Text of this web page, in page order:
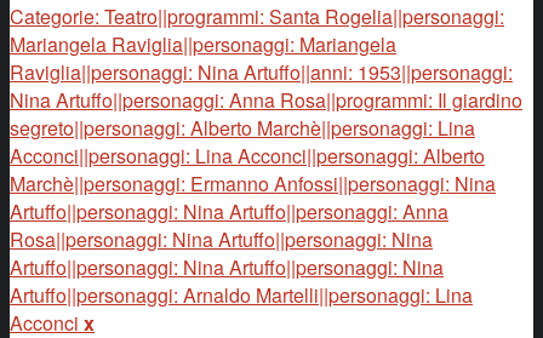
Categorie: Teatro||programmi: Santa Rogelia||personaggi:
Mariangela Raviglia||personaggi: Mariangela
Raviglia||personaggi: Nina Artuffo||anni: 1953||personaggi:
Nina Artuffo||personaggi: Anna Rosa||programmi: Il giardino
segreto||personaggi: Alberto Marchè||personaggi: Lina
Acconci||personaggi: Lina Acconci||personaggi: Alberto
Marchè||personaggi: Ermanno Anfossi||personaggi: Nina
Artuffo||personaggi: Nina Artuffo||personaggi: Anna
Rosa||personaggi: Nina Artuffo||personaggi: Nina
Artuffo||personaggi: Nina Artuffo||personaggi: Nina
Artuffo||personaggi: Arnaldo Martelli||personaggi: Lina
Acconci x